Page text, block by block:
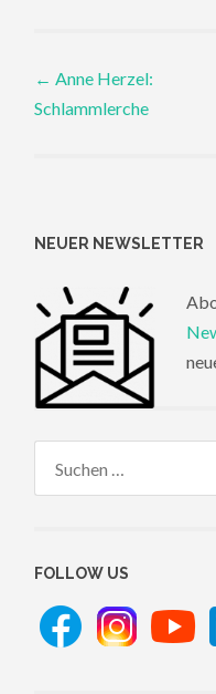
Post
← Anne Herzel:
Schlammlerche
NEUER NEWSLETTER
FOLLOW US